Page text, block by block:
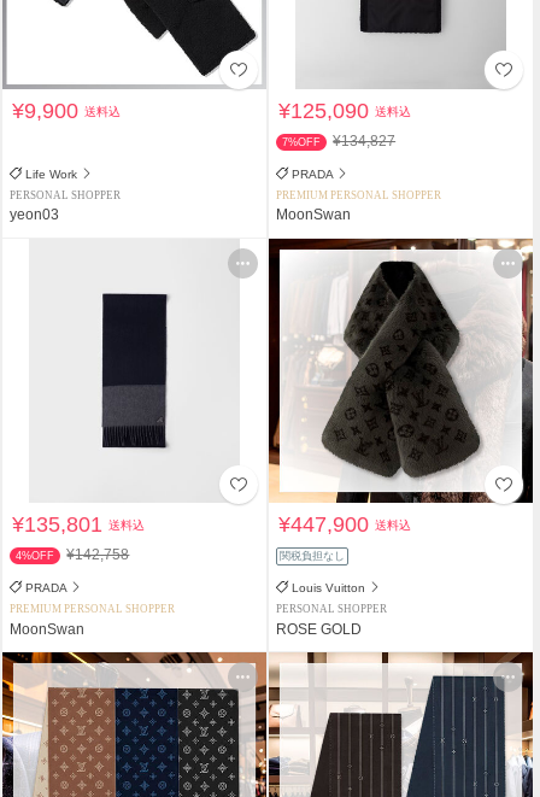
¥9,900送料込
Life Work
PERSONAL SHOPPER
yeon03
¥125,090送料込
7%OFF ¥134,827
PRADA
PREMIUM PERSONAL SHOPPER
MoonSwan
¥135,801送料込
4%OFF ¥142,758
PRADA
PREMIUM PERSONAL SHOPPER
MoonSwan
¥447,900送料込
関税負担なし
Louis Vuitton
PERSONAL SHOPPER
ROSE GOLD